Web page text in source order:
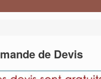
de Devis